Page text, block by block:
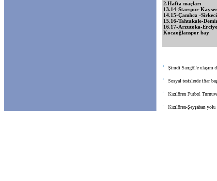
2.Hafta maçları
13.14-Starspor-
14.15-Çamlıca -
15.16-Tahtakale-
16.17-Arzutoka-
Kocaoğlanspor bay
Şimdi Sarıgöl'e ulaşım
Sosyal tesislerde iftar
Kızılören Futbol
Kızılören-Şeyşaban yolu